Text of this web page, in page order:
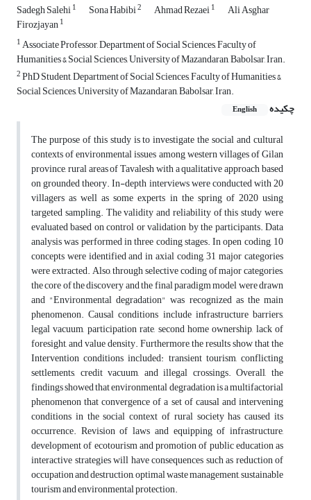
Sadegh Salehi1 Sona Habibi2 Ahmad Rezaei1 Ali Asghar
Firozjayan1
1Associate Professor, Department of Social Sciences, Faculty of
Humanities & Social Sciences, University of Mazandaran, Babolsar, Iran.
2PhD Student, Department of Social Sciences, Faculty of Humanities &
Social Sciences, University of Mazandaran, Babolsar, Iran.
چکیده
English
The purpose of this study is to investigate the social and cultural
contexts of environmental issues among western villages of Gilan
province, rural areas of Tavalesh with a qualitative approach based
on grounded theory. In-depth interviews were conducted with 20
villagers as well as some experts in the spring of 2020 using
targeted sampling. The validity and reliability of this study were
evaluated based on control or validation by the participants. Data
analysis was performed in three coding stages. In open coding, 10
concepts were identified and in axial coding, 31 major categories
were extracted. Also, through selective coding of major categories,
the core of the discovery and the final paradigm model were drawn
and "Environmental degradation" was recognized as the main
phenomenon. Causal conditions include infrastructure barriers,
legal vacuum, participation rate, second home ownership, lack of
foresight, and value density. Furthermore, the results show that the
Intervention conditions included: transient tourism, conflicting
settlements, credit vacuum, and illegal crossings. Overall, the
findings showed that environmental degradation is a multifactorial
phenomenon that convergence of a set of causal and intervening
conditions in the social context of rural society has caused its
occurrence. Revision of laws and equipping of infrastructure,
development of ecotourism and promotion of public education as
interactive strategies will have consequences such as reduction of
occupation and destruction, optimal waste management, sustainable
tourism and environmental protection.